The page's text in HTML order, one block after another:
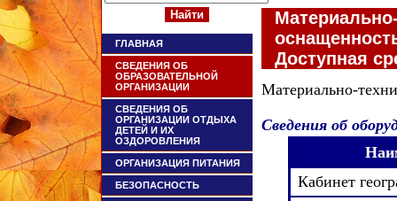
ГЛАВНАЯ
СВЕДЕНИЯ ОБ
ОБРАЗОВАТЕЛЬНОЙ
ОРГАНИЗАЦИИ
СВЕДЕНИЯ ОБ
ОРГАНИЗАЦИИ ОТДЫХА
ДЕТЕЙ И ИХ
ОЗДОРОВЛЕНИЯ
ОРГАНИЗАЦИЯ ПИТАНИЯ
БЕЗОПАСНОСТЬ
Доступная
Материально-
Сведения об
Кабинет